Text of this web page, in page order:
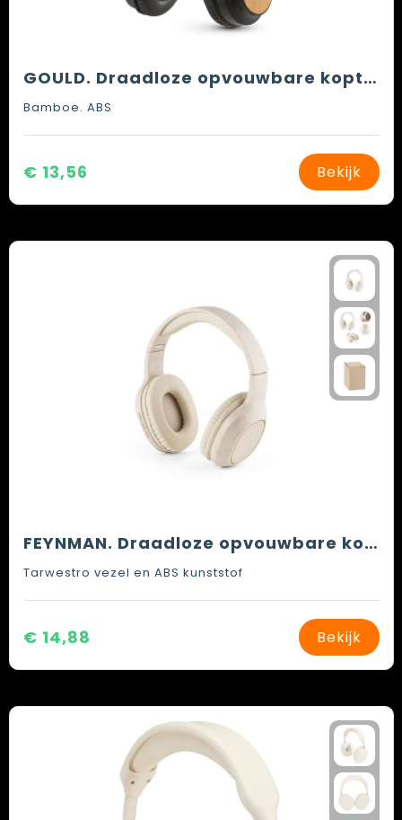
GOULD. Draadloze opvouwbare koptelefoon in bamboe en ABS met 4 uur autonomie van de batterij
Bamboe. ABS
€ 13,56 Bekijk
FEYNMAN. Draadloze opvouwbare koptelefoon in ABS en tarwestro met 4 uur autonomie
Tarwestro vezel en ABS kunststof
€ 14,88 Bekijk